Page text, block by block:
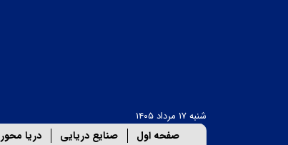
شنبه ۱۷ مرداد ۱۴۰۵
صفحه اول صنایع دریایی دریا محور